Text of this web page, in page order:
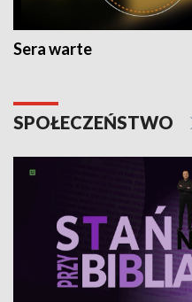
Sera warte
SPOŁECZEŃSTWO